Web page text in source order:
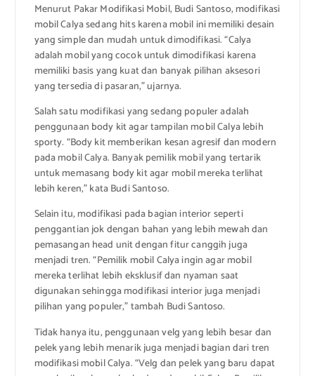
Menurut Pakar Modifikasi Mobil, Budi Santoso, modifikasi
mobil Calya sedang hits karena mobil ini memiliki desain
yang simple dan mudah untuk dimodifikasi. “Calya
adalah mobil yang cocok untuk dimodifikasi karena
memiliki basis yang kuat dan banyak pilihan aksesori
yang tersedia di pasaran,” ujarnya.
Salah satu modifikasi yang sedang populer adalah
penggunaan body kit agar tampilan mobil Calya lebih
sporty. “Body kit memberikan kesan agresif dan modern
pada mobil Calya. Banyak pemilik mobil yang tertarik
untuk memasang body kit agar mobil mereka terlihat
lebih keren,” kata Budi Santoso.
Selain itu, modifikasi pada bagian interior seperti
penggantian jok dengan bahan yang lebih mewah dan
pemasangan head unit dengan fitur canggih juga
menjadi tren. “Pemilik mobil Calya ingin agar mobil
mereka terlihat lebih eksklusif dan nyaman saat
digunakan sehingga modifikasi interior juga menjadi
pilihan yang populer,” tambah Budi Santoso.
Tidak hanya itu, penggunaan velg yang lebih besar dan
pelek yang lebih menarik juga menjadi bagian dari tren
modifikasi mobil Calya. “Velg dan pelek yang baru dapat